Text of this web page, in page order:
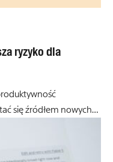
ryzyko dla
się źródłem nowych…